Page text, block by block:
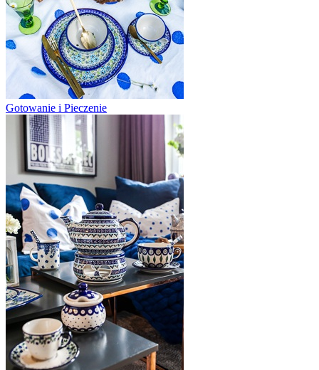
Gotowanie i Pieczenie